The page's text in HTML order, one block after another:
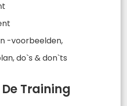
-voorbeelden,
do`s & don`ts
Training